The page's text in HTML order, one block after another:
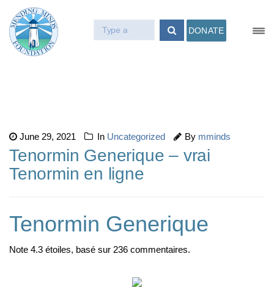
DONATE
June 29, 2021 In Uncategorized By mminds
Tenormin Generique – vrai
Tenormin en ligne
Tenormin Generique
Note 4.3 étoiles, basé sur 236 commentaires.